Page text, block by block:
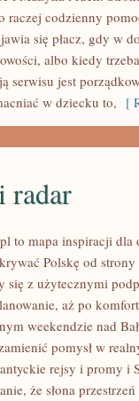
raczej codzienny
się płacz, gdy w
albo kiedy
serwisu jest
w dziecku to, [
radar
to mapa inspiracji
Polskę od
się z użytecznymi
aż po
weekendzie nad
pomysł w
rejsy i promy i
że słona